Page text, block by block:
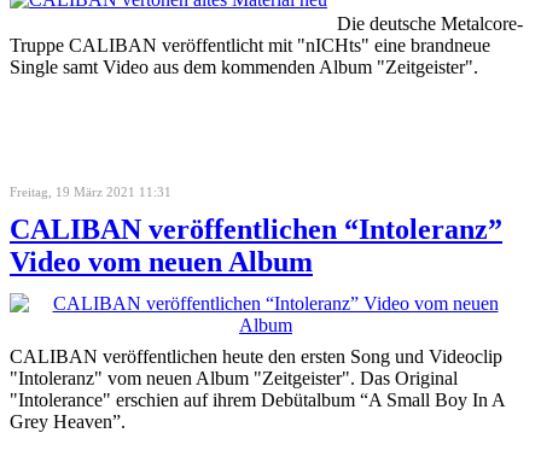
Die deutsche Metalcore-
Truppe CALIBAN veröffentlicht mit "nICHts" eine brandneue
Single samt Video aus dem kommenden Album "Zeitgeister".
Freitag, 19 März 2021 11:31
CALIBAN veröffentlichen “Intoleranz”
Video vom neuen Album
CALIBAN veröffentlichen heute den ersten Song und Videoclip
"Intoleranz" vom neuen Album "Zeitgeister". Das Original
"Intolerance" erschien auf ihrem Debütalbum “A Small Boy In A
Grey Heaven”.